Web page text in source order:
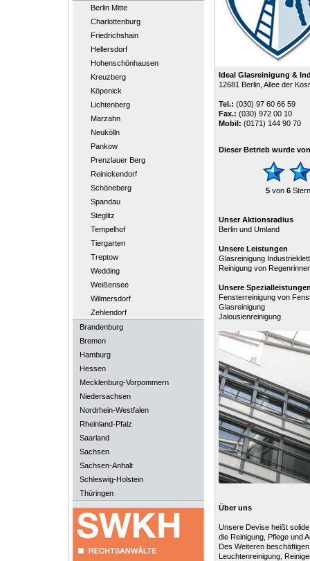
Berlin Mitte
Charlottenburg
Friedrichshain
Hellersdorf
Hohenschönhausen
Kreuzberg
Köpenick
Lichtenberg
Marzahn
Neukölln
Pankow
Prenzlauer Berg
Reinickendorf
Schöneberg
Spandau
Steglitz
Tempelhof
Tiergarten
Treptow
Wedding
Weißensee
Wilmersdorf
Zehlendorf
Brandenburg
Bremen
Hamburg
Hessen
Mecklenburg-Vorpommern
Niedersachsen
Nordrhein-Westfalen
Rheinland-Pfalz
Saarland
Sachsen
Sachsen-Anhalt
Schleswig-Holstein
Thüringen
Ideal Glasreinigung &
12681 Berlin, Allee der
Tel.: (030) 97 60 66 59
Fax.: (030) 972 00 10
Mobil: (0171) 144 90 70
Dieser Betrieb wurde
5von 6
Unser Aktionsradius
Berlin und Umland
Unsere Leistungen
Glasreinigung
Reinigung von
Unsere
Fensterreinigung von
Glasreinigung
Jalousienreinigung
Über uns
Unsere Devise heißt
die Reinigung, Pflege und
Des Weiteren
Leuchtenreinigung,